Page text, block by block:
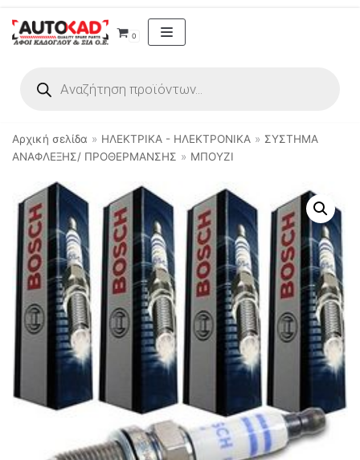
Μεταπηδήστε
στο
0
Αρχική σελίδα » ΗΛΕΚΤΡΙΚΑ - ΗΛΕΚΤΡΟΝΙΚΑ » ΣΥΣΤΗΜΑ
ΑΝΑΦΛΕΞΗΣ/ ΠΡΟΘΕΡΜΑΝΣΗΣ » ΜΠΟΥΖΙ